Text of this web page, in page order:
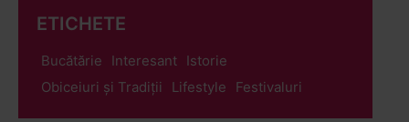
ETICHETE
Bucătărie Interesant Istorie
Obiceiuri și Tradiții
Lifestyle Festivaluri